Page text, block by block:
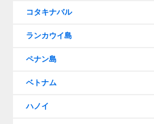
コタキナバル
ランカウイ島
ペナン島
ベトナム
ハノイ